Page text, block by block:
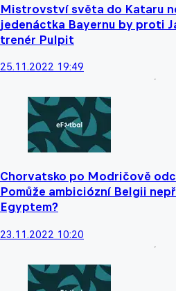
Mistrovství světa do Kataru
jedenáctka Bayernu by proti
trenér Pulpit
25.11.2022 19:49
Chorvatsko po Modričově
Pomůže ambiciózní Belgii
Egyptem?
23.11.2022 10:20